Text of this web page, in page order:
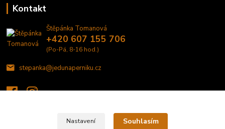
Kontakt
Štěpánka Tomanová
+420 607 155 706
(Po-Pá, 8-16 hod.)
stepanka@jedunaperniku.cz
Nastavení Souhlasím